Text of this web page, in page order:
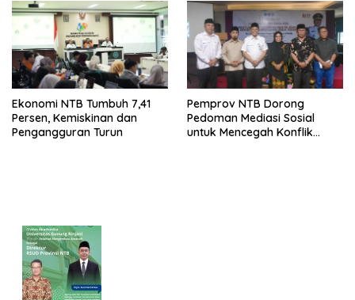
Ekonomi NTB Tumbuh 7,41
Persen, Kemiskinan dan
Pengangguran Turun
Pemprov NTB Dorong
Pedoman Mediasi Sosial
untuk Mencegah Konflik